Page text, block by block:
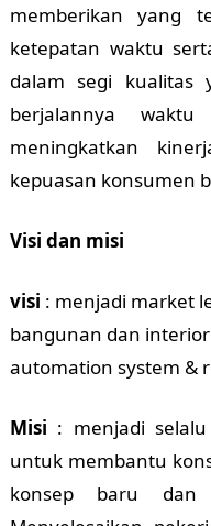
memberikan yang
ketepatan waktu
dalam segi kualitas
berjalannya
meningkatkan
kepuasan konsumen
Visi dan misi
visi : menjadi market
bangunan dan
automation system &
Misi : menjadi
untuk membantu
konsep baru